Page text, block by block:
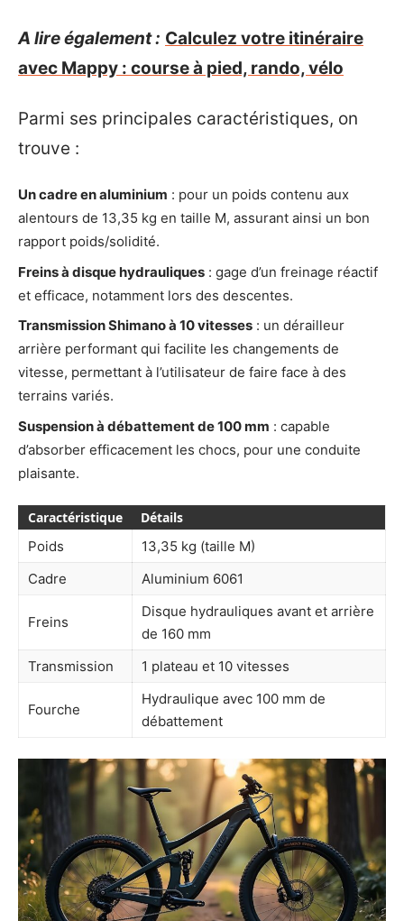
A lire également : Calculez votre itinéraire
avec Mappy : course à pied, rando, vélo
Parmi ses principales caractéristiques, on
trouve :
Un cadre en aluminium : pour un poids contenu aux
alentours de 13,35 kg en taille M, assurant ainsi un bon
rapport poids/solidité.
Freins à disque hydrauliques : gage d’un freinage réactif
et efficace, notamment lors des descentes.
Transmission Shimano à 10 vitesses : un dérailleur
arrière performant qui facilite les changements de
vitesse, permettant à l’utilisateur de faire face à des
terrains variés.
Suspension à débattement de 100 mm : capable
d’absorber efficacement les chocs, pour une conduite
plaisante.
Caractéristique
Détails
Poids
13,35 kg (taille M)
Cadre
Aluminium 6061
Freins
Disque hydrauliques avant et arrière
de 160 mm
Transmission
1 plateau et 10 vitesses
Fourche
Hydraulique avec 100 mm de
débattement